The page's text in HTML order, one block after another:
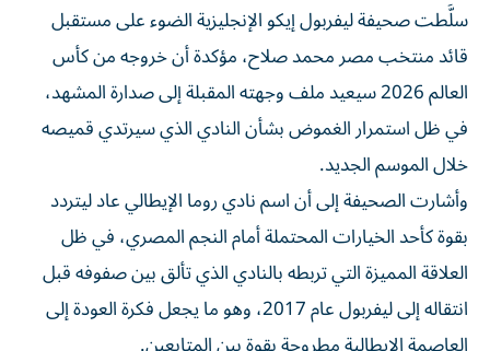
سلَّطت صحيفة ليفربول إيكو الإنجليزية الضوء على مستقبل
قائد منتخب مصر محمد صلاح، مؤكدة أن خروجه من كأس
العالم 2026 سيعيد ملف وجهته المقبلة إلى صدارة المشهد،
في ظل استمرار الغموض بشأن النادي الذي سيرتدي قميصه
خلال الموسم الجديد.
وأشارت الصحيفة إلى أن اسم نادي روما الإيطالي عاد ليتردد
بقوة كأحد الخيارات المحتملة أمام النجم المصري، في ظل
العلاقة المميزة التي تربطه بالنادي الذي تألق بين صفوفه قبل
انتقاله إلى ليفربول عام 2017، وهو ما يجعل فكرة العودة إلى